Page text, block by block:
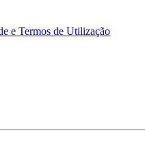
e Termos de Utilização